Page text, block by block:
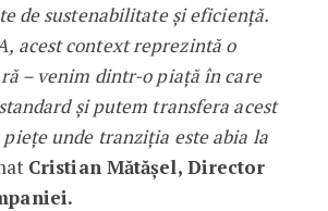
de sustenabilitate și eficiență.
acest context reprezintă o
– venim dintr-o piață în care
și putem transfera acest
unde tranziția este abia la
Cristian Mătășel, Director